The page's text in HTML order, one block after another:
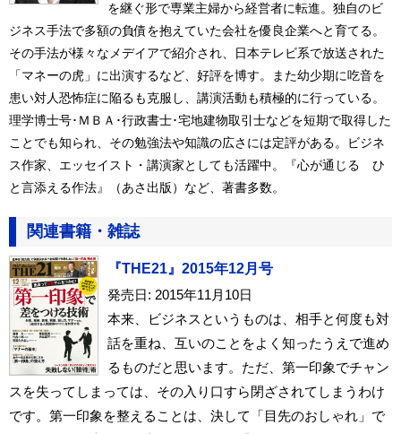
を継ぐ形で専業主婦から経営者に転進。独自のビ
ジネス手法で多額の負債を抱えていた会社を優良企業へと育てる。
その手法が様々なメデイアで紹介され、日本テレビ系で放送された
「マネーの虎」に出演するなど、好評を博す。また幼少期に吃音を
患い対人恐怖症に陥るも克服し、講演活動も積極的に行っている。
理学博士号･ＭＢＡ･行政書士･宅地建物取引士などを短期で取得した
ことでも知られ、その勉強法や知識の広さには定評がある。ビジネ
ス作家、エッセイスト・講演家としても活躍中。『心が通じる ひ
と言添える作法』（あさ出版）など、著書多数。
関連書籍・雑誌
『THE21』2015年12月号
発売日: 2015年11月10日
本来、ビジネスというものは、相手と何度も対
話を重ね、互いのことをよく知ったうえで進め
るものだと思います。ただ、第一印象でチャン
スを失ってしまっては、その入り口すら閉ざされてしまうわけ
です。第一印象を整えることは、決して「目先のおしゃれ」で